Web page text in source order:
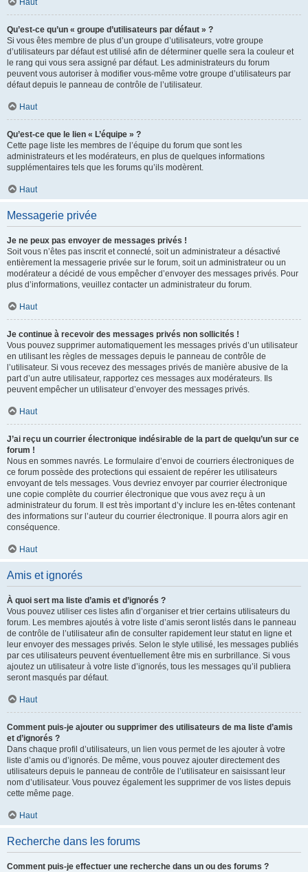
Haut
Qu’est-ce qu’un « groupe d’utilisateurs par défaut » ?
Si vous êtes membre de plus d’un groupe d’utilisateurs, votre groupe
d’utilisateurs par défaut est utilisé afin de déterminer quelle sera la couleur et
le rang qui vous sera assigné par défaut. Les administrateurs du forum
peuvent vous autoriser à modifier vous-même votre groupe d’utilisateurs par
défaut depuis le panneau de contrôle de l’utilisateur.
Haut
Qu’est-ce que le lien « L’équipe » ?
Cette page liste les membres de l’équipe du forum que sont les
administrateurs et les modérateurs, en plus de quelques informations
supplémentaires tels que les forums qu’ils modèrent.
Haut
Messagerie privée
Je ne peux pas envoyer de messages privés !
Soit vous n’êtes pas inscrit et connecté, soit un administrateur a désactivé
entièrement la messagerie privée sur le forum, soit un administrateur ou un
modérateur a décidé de vous empêcher d’envoyer des messages privés. Pour
plus d’informations, veuillez contacter un administrateur du forum.
Haut
Je continue à recevoir des messages privés non sollicités !
Vous pouvez supprimer automatiquement les messages privés d’un utilisateur
en utilisant les règles de messages depuis le panneau de contrôle de
l’utilisateur. Si vous recevez des messages privés de manière abusive de la
part d’un autre utilisateur, rapportez ces messages aux modérateurs. Ils
peuvent empêcher un utilisateur d’envoyer des messages privés.
Haut
J’ai reçu un courrier électronique indésirable de la part de quelqu’un sur ce
forum !
Nous en sommes navrés. Le formulaire d’envoi de courriers électroniques de
ce forum possède des protections qui essaient de repérer les utilisateurs
envoyant de tels messages. Vous devriez envoyer par courrier électronique
une copie complète du courrier électronique que vous avez reçu à un
administrateur du forum. Il est très important d’y inclure les en-têtes contenant
des informations sur l’auteur du courrier électronique. Il pourra alors agir en
conséquence.
Haut
Amis et ignorés
À quoi sert ma liste d’amis et d’ignorés ?
Vous pouvez utiliser ces listes afin d’organiser et trier certains utilisateurs du
forum. Les membres ajoutés à votre liste d’amis seront listés dans le panneau
de contrôle de l’utilisateur afin de consulter rapidement leur statut en ligne et
leur envoyer des messages privés. Selon le style utilisé, les messages publiés
par ces utilisateurs peuvent éventuellement être mis en surbrillance. Si vous
ajoutez un utilisateur à votre liste d’ignorés, tous les messages qu’il publiera
seront masqués par défaut.
Haut
Comment puis-je ajouter ou supprimer des utilisateurs de ma liste d’amis
et d’ignorés ?
Dans chaque profil d’utilisateurs, un lien vous permet de les ajouter à votre
liste d’amis ou d’ignorés. De même, vous pouvez ajouter directement des
utilisateurs depuis le panneau de contrôle de l’utilisateur en saisissant leur
nom d’utilisateur. Vous pouvez également les supprimer de vos listes depuis
cette même page.
Haut
Recherche dans les forums
Comment puis-je effectuer une recherche dans un ou des forums ?